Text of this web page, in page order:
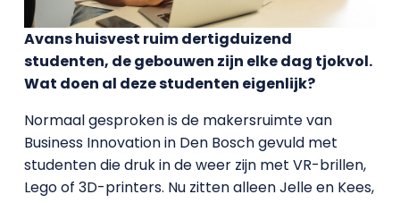
Avans huisvest ruim dertigduizend
studenten, de gebouwen zijn elke dag tjokvol.
Wat doen al deze studenten eigenlijk?
Normaal gesproken is de makersruimte van
Business Innovation in Den Bosch gevuld met
studenten die druk in de weer zijn met VR-brillen,
Lego of 3D-printers. Nu zitten alleen Jelle en Kees,